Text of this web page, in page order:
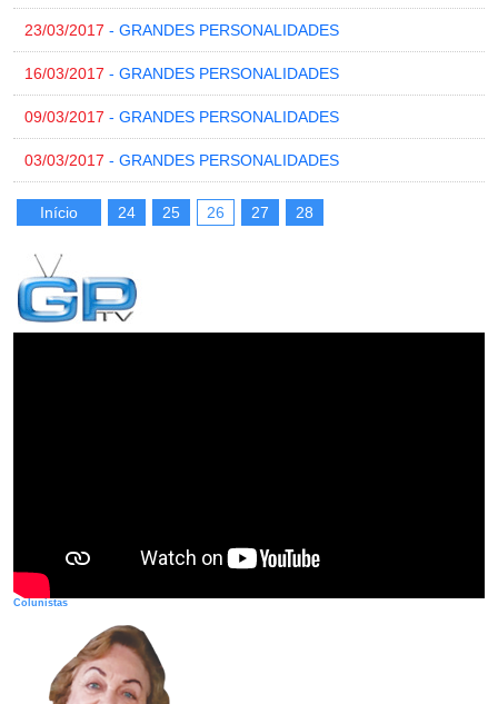
23/03/2017 - GRANDES PERSONALIDADES
16/03/2017 - GRANDES PERSONALIDADES
09/03/2017 - GRANDES PERSONALIDADES
03/03/2017 - GRANDES PERSONALIDADES
Início 24 25 26 27 28
Colunistas